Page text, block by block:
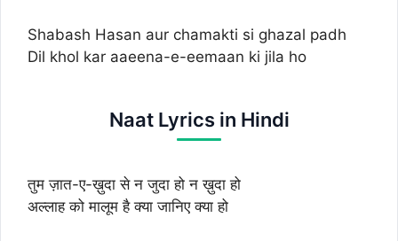
Shabash Hasan aur chamakti si ghazal padh
Dil khol kar aaeena-e-eemaan ki jila ho
Naat Lyrics in Hindi
तुम ज़ात-ए-ख़ुदा से न जुदा हो न ख़ुदा हो
अल्लाह को मालूम है क्या जानिए क्या हो